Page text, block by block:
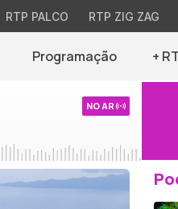
RTP PALCO RTP ZIG ZAG
Programação +
NO AR